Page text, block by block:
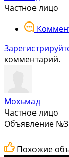
Частное лицо
комментарий.
Мохьмад
Частное лицо
Объявление
Похожие